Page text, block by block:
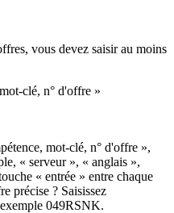
vous devez saisir au moins
clé, n° d'offre »
mot-clé, n° d'offre »,
« serveur », « anglais »,
« entrée » entre chaque
précise ? Saisissez
049RSNK.